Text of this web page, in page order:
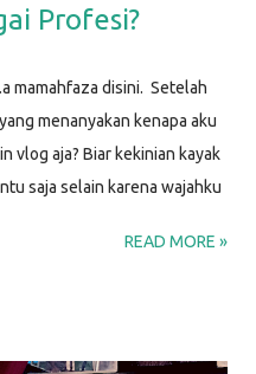
Profesi?
mamahfaza disini. Setelah
menanyakan kenapa aku
vlog aja? Biar kekinian kayak
saja selain karena wajahku
PERTAMA KALI
READ MORE »